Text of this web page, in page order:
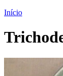
Início